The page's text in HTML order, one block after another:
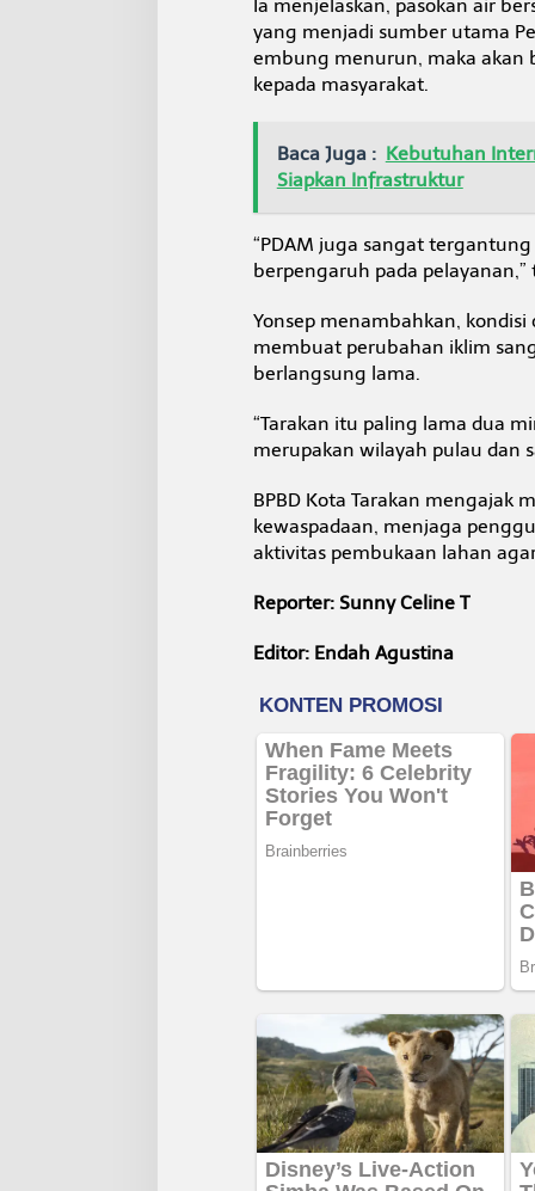
Ia menjelaskan, pasokan air
yang menjadi sumber utama
embung menurun, maka akan
kepada masyarakat.
Baca Juga : Kebutuhan
Siapkan Infrastruktur
“PDAM juga sangat
berpengaruh pada pelayanan,”
Yonsep menambahkan,
membuat perubahan iklim
berlangsung lama.
“Tarakan itu paling lama dua
merupakan wilayah pulau dan
BPBD Kota Tarakan mengajak
kewaspadaan, menjaga
aktivitas pembukaan lahan
Reporter: Sunny Celine T
Editor: Endah Agustina